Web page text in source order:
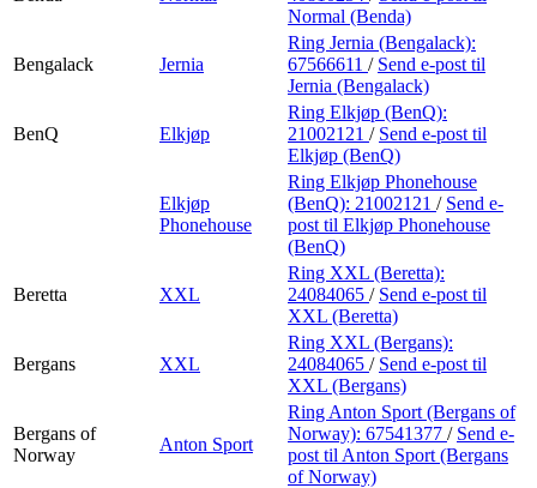
Normal (Benda)
Bengalack Jernia
Ring Jernia (Bengalack):
67566611 / Send e-post til
Jernia (Bengalack)
BenQ Elkjøp
Ring Elkjøp (BenQ):
21002121 / Send e-post til
Elkjøp (BenQ)
Elkjøp
Phonehouse
Ring Elkjøp Phonehouse
(BenQ): 21002121 / Send e-
post til Elkjøp Phonehouse
(BenQ)
Beretta XXL
Ring XXL (Beretta):
24084065 / Send e-post til
XXL (Beretta)
Bergans XXL
Ring XXL (Bergans):
24084065 / Send e-post til
XXL (Bergans)
Bergans of
Norway
Anton Sport
Ring Anton Sport (Bergans of
Norway): 67541377 / Send e-
post til Anton Sport (Bergans
of Norway)